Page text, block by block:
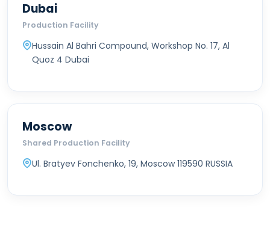
Dubai
Production Facility
Hussain Al Bahri Compound, Workshop No. 17, Al
Quoz 4 Dubai
Moscow
Shared Production Facility
Ul. Bratyev Fonchenko, 19, Moscow 119590 RUSSIA